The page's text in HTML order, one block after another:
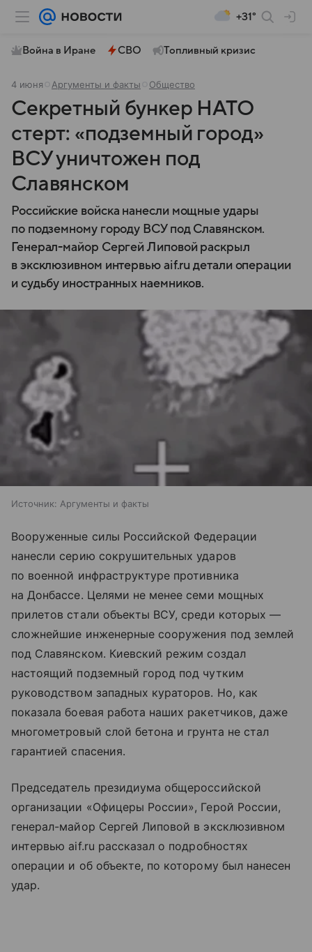
+31°
Война в Иране СВО Топливный кризис
4 июня Аргументы и факты Общество
Секретный бункер НАТО
стерт: «подземный город»
ВСУ уничтожен под
Славянском
Российские войска нанесли мощные удары
по подземному городу ВСУ под Славянском.
Генерал-майор Сергей Липовой раскрыл
в эксклюзивном интервью aif.ru детали операции
и судьбу иностранных наемников.
Источник: Аргументы и факты
Вооруженные силы Российской Федерации
нанесли серию сокрушительных ударов
по военной инфраструктуре противника
на Донбассе. Целями не менее семи мощных
прилетов стали объекты ВСУ, среди которых —
сложнейшие инженерные сооружения под землей
под Славянском. Киевский режим создал
настоящий подземный город под чутким
руководством западных кураторов. Но, как
показала боевая работа наших ракетчиков, даже
многометровый слой бетона и грунта не стал
гарантией спасения.
Председатель президиума общероссийской
организации «Офицеры России», Герой России,
генерал-майор Сергей Липовой в эксклюзивном
интервью aif.ru рассказал о подробностях
операции и об объекте, по которому был нанесен
удар.